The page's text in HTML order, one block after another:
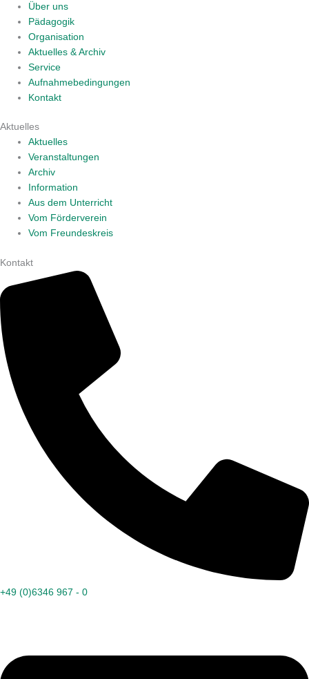
Über uns
Pädagogik
Organisation
Aktuelles & Archiv
Service
Aufnahmebedingungen
Kontakt
Aktuelles
Aktuelles
Veranstaltungen
Archiv
Information
Aus dem Unterricht
Vom Förderverein
Vom Freundeskreis
Kontakt
+49 (0)6346 967 - 0